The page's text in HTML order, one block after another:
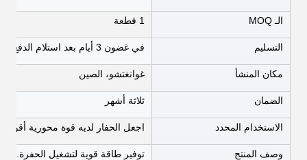
الـ MOQ 1 قطعة
التسليم في غضون 3 أيام بعد استلام الدفع
مكان المنشأ غوانغتشو، الصين
الضمان ثلاثة أشهر
الاستخدام المحدد اجعل الحفار لديه قوة محورية أقوى
وصف المنتج توفير طاقة قوية لتشغيل الحفرة.